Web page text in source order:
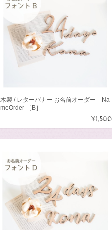
木製 / レターバナー お名前オーダー Na
meOrder ［B］
¥1,500